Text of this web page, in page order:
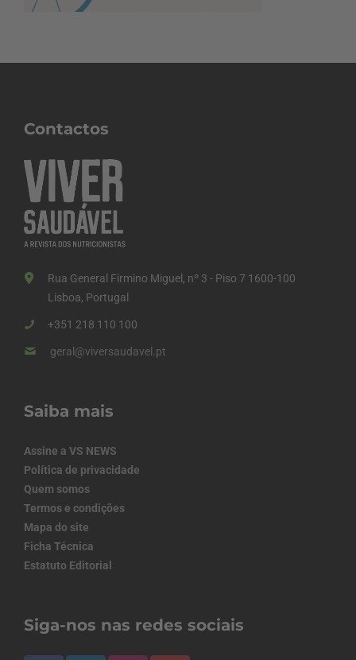
Contactos
Rua General Firmino Miguel, nº 3 - Piso 7 1600-100
Lisboa, Portugal
+351 218 110 100
geral@viversaudavel.pt
Saiba mais
Assine a VS NEWS
Política de privacidade
Quem somos
Termos e condições
Mapa do site
Ficha Técnica
Estatuto Editorial
Siga-nos nas redes sociais